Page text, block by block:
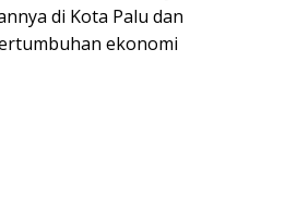
di Kota Palu dan
ekonomi